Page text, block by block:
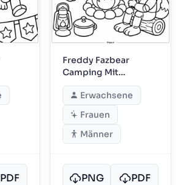
PDF
Freddy Fazbear
Camping Mit
Freunden
Erwachsene
Frauen
Männer
PNG PDF